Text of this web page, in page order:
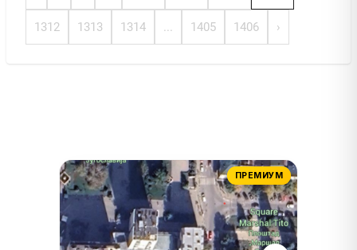
1312 1313 1314 ... 1405 1406 ›
ПРЕМИУМ